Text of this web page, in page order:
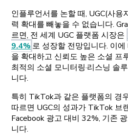
인플루언서를 논할 때, UGC(사용
력 확대를 빼놓을 수 없습니다.
르면, 전 세계 UGC 플랫폼 시장은
9.4% 로 성장할 전망입니다. 이
을 확대하고 신뢰도 높은 소셜 프
최적의 소셜 모니터링·리스닝 솔
니다.
특히 TikTok과 같은 플랫폼의 경
따르면 UGC의 성과가 TikTok 브
Facebook 광고 대비 32%, 기존
니다.